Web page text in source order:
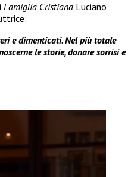
Famiglia Cristiana Luciano
e dimenticati. Nel più totale
le storie, donare sorrisi e